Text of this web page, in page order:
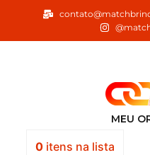
o
MEU
0itens na lista